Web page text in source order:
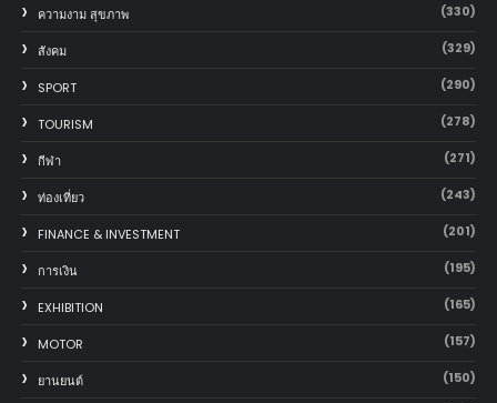
ความงาม สุขภาพ (330)
สังคม (329)
SPORT (290)
TOURISM (278)
กีฬา (271)
ท่องเที่ยว (243)
FINANCE & INVESTMENT (201)
การเงิน (195)
EXHIBITION (165)
MOTOR (157)
‎ยานยนต์‎ (150)